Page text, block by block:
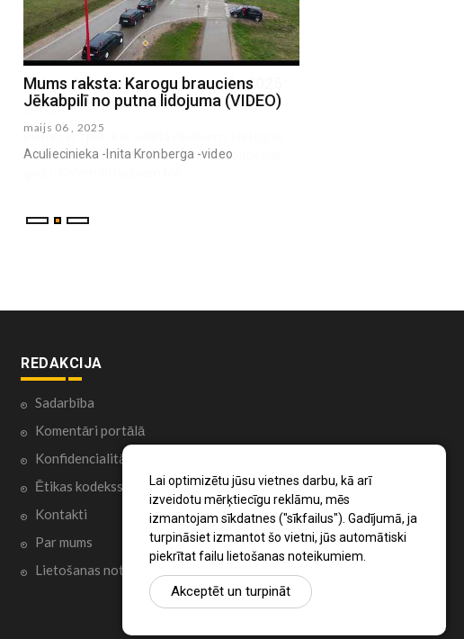
Lai optimizētu jūsu vietnes darbu, kā arī
izveidotu mērķtiecīgu reklāmu, mēs
izmantojam sīkdatnes ("sīkfailus"). Gadījumā, ja
turpināsiet izmantot šo vietni, jūs automātiski
piekrītat failu lietošanas noteikumiem.
Akceptēt un turpināt
Mums raksta: Karogu brauciens
Jēkabpilī no putna lidojuma (VIDEO)
maijs 06 , 2025
Aculiecinieka -Inita Kronberga -video
REDAKCIJA
Sadarbība
Komentāri portālā
Konfidencialitātes politika
Ētikas kodekss
Kontakti
Par mums
Lietošanas noteikumi